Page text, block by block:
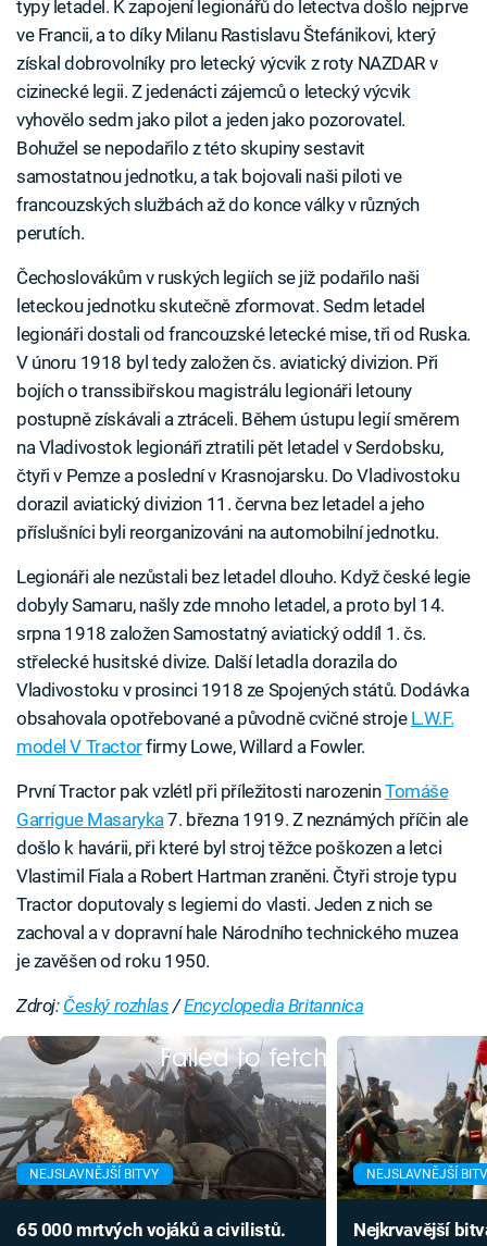
typy letadel. K zapojení legionářů do letectva došlo nejprve
ve Francii, a to díky Milanu Rastislavu Štefánikovi, který
získal dobrovolníky pro letecký výcvik z roty NAZDAR v
cizinecké legii. Z jedenácti zájemců o letecký výcvik
vyhovělo sedm jako pilot a jeden jako pozorovatel.
Bohužel se nepodařilo z této skupiny sestavit
samostatnou jednotku, a tak bojovali naši piloti ve
francouzských službách až do konce války v různých
perutích.
Čechoslovákům v ruských legiích se již podařilo naši
leteckou jednotku skutečně zformovat. Sedm letadel
legionáři dostali od francouzské letecké mise, tři od Ruska.
V únoru 1918 byl tedy založen čs. aviatický divizion. Při
bojích o transsibiřskou magistrálu legionáři letouny
postupně získávali a ztráceli. Během ústupu legií směrem
na Vladivostok legionáři ztratili pět letadel v Serdobsku,
čtyři v Pemze a poslední v Krasnojarsku. Do Vladivostoku
dorazil aviatický divizion 11. června bez letadel a jeho
příslušníci byli reorganizováni na automobilní jednotku.
Legionáři ale nezůstali bez letadel dlouho. Když české legie
dobyly Samaru, našly zde mnoho letadel, a proto byl 14.
srpna 1918 založen Samostatný aviatický oddíl 1. čs.
střelecké husitské divize. Další letadla dorazila do
Vladivostoku v prosinci 1918 ze Spojených států. Dodávka
obsahovala opotřebované a původně cvičné stroje L.W.F.
model V Tractorfirmy Lowe, Willard a Fowler.
První Tractor pak vzlétl při příležitosti narozeninTomáše
Garrigue Masaryka7. března 1919. Z neznámých příčin ale
došlo k havárii, při které byl stroj těžce poškozen a letci
Vlastimil Fiala a Robert Hartman zraněni. Čtyři stroje typu
Tractor doputovaly s legiemi do vlasti. Jeden z nich se
zachoval a v dopravní hale Národního technického muzea
je zavěšen od roku 1950.
Zdroj: Český rozhlas/Encyclopedia Britannica
Failed to fetch
NEJSLAVNĚJŠÍ BITVY
65 000 mrtvých vojáků a civilistů.
NEJSLAVNĚJŠÍ
Nejkrvavější